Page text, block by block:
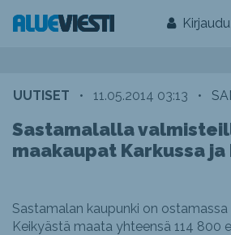
UUTISET • 11.05.2014 03:13 •
Sastamalalla
maakaupat Karkussa ja
Sastamalan kaupunki on ostamassa
Keikyästä maata yhteensä 114 800